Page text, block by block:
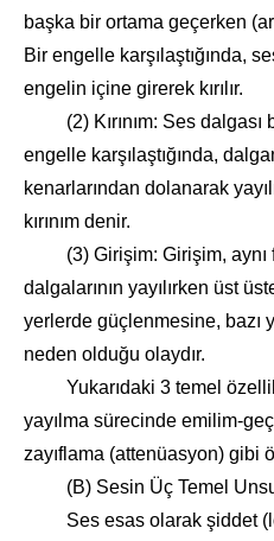
başka bir ortama geçerken
Bir engelle karşılaştığında,
engelin içine girerek kırılır.
(2) Kırınım: Ses dalgası
engelle karşılaştığında,
kenarlarından dolanarak
kırınım denir.
(3) Girişim: Girişim, aynı
dalgalarının yayılırken üst
yerlerde güçlenmesine, bazı
neden olduğu olaydır.
Yukarıdaki 3 temel özellik
yayılma sürecinde emilim-
zayıflama (attenüasyon) gibi
(B) Sesin Üç Temel
Ses esas olarak şiddet